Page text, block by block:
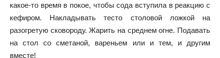
какое-то время в покое, чтобы сода вступила в реакцию с
кефиром. Накладывать тесто столовой ложкой на
разогретую сковороду. Жарить на среднем огне. Подавать
на стол со сметаной, вареньем или и тем, и другим
вместе!